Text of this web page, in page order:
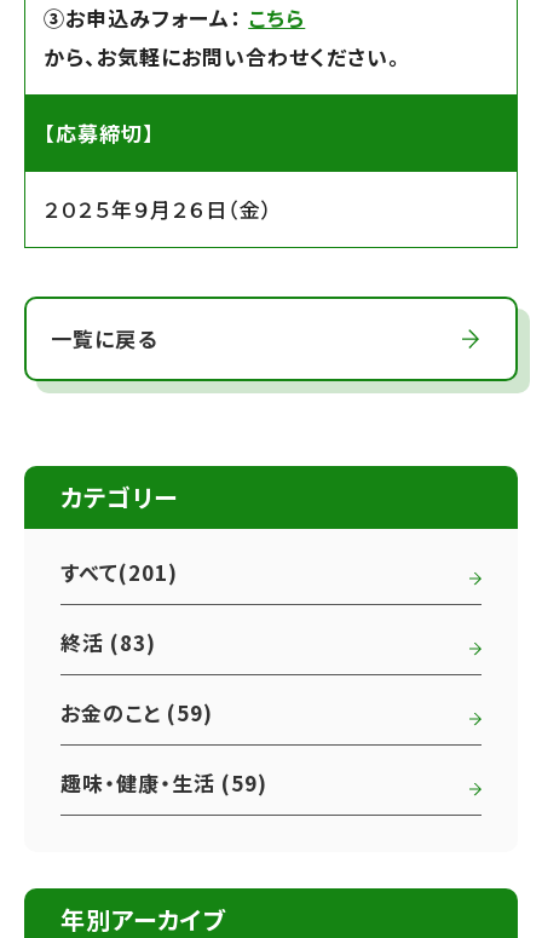
➂お申込みフォーム： こちら
から、お気軽にお問い合わせください。
【応募締切】
２０２５年９月２６日（金）
一覧に戻る
カテゴリー
すべて(201)
終活 (83)
お金のこと (59)
趣味・健康・生活 (59)
年別アーカイブ